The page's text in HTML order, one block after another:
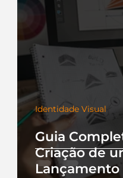
Guia
Criação de
Lançamento
Identidade Visual